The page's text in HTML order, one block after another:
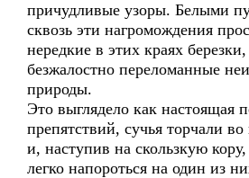
причудливые узоры. Белыми
сквозь эти нагромождения
нередкие в этих краях
безжалостно переломанные
природы.
Это выглядело как настоящая
препятствий, сучья торчали
и, наступив на скользкую
легко напороться на один из